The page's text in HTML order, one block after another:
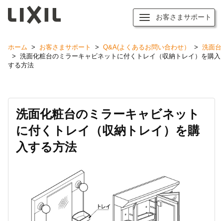
お客さまサポート
ホーム > お客さまサポート > Q&A(よくあるお問い合わせ） > 洗面台
> 洗面化粧台のミラーキャビネットに付くトレイ（収納トレイ）を購入
する方法
洗面化粧台のミラーキャビネット
に付くトレイ（収納トレイ）を購
入する方法